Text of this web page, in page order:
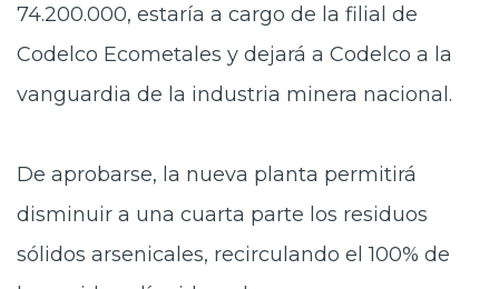
74.200.000, estaría a cargo de la filial de
Codelco Ecometales y dejará a Codelco a la
vanguardia de la industria minera nacional.
De aprobarse, la nueva planta permitirá
disminuir a una cuarta parte los residuos
sólidos arsenicales, recirculando el 100% de